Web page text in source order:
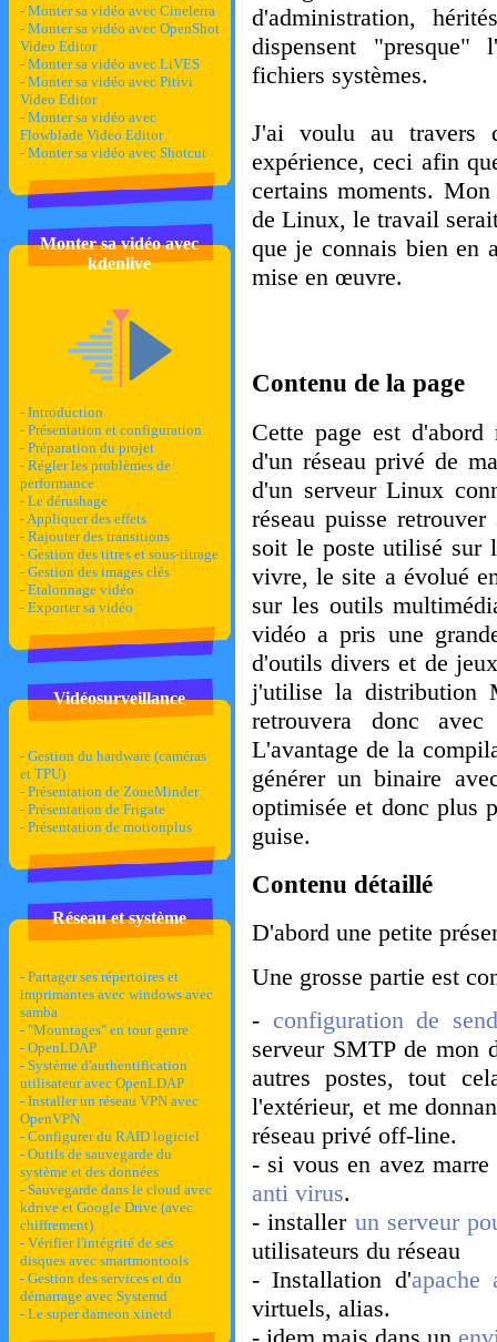
- Monter sa vidéo avec Cinelerra
- Monter sa vidéo avec OpenShot
Video Editor
- Monter sa vidéo avec LiVES
- Monter sa vidéo avec Pitivi
Video Editor
- Monter sa vidéo avec
Flowblade Video Editor
- Monter sa vidéo avec Shotcut
Monter sa vidéo avec
kdenlive
- Introduction
- Présentation et configuration
- Préparation du projet
- Régler les problèmes de
performance
- Le dérushage
- Appliquer des effets
- Rajouter des transitions
- Gestion des titres et sous-titrage
- Gestion des images clés
- Etalonnage vidéo
- Exporter sa vidéo
Vidéosurveillance
- Gestion du hardware (caméras
et TPU)
- Présentation de ZoneMinder
- Présentation de Frigate
- Présentation de motionplus
Réseau et système
- Partager ses répertoires et
imprimantes avec windows avec
samba
- "Mountages" en tout genre
- OpenLDAP
- Système d'authentification
utilisateur avec OpenLDAP
- Installer un réseau VPN avec
OpenVPN
- Configurer du RAID logiciel
- Outils de sauvegarde du
système et des données
- Sauvegarde dans le cloud avec
kdrive et Google Drive (avec
chiffrement)
- Vérifier l'intégrité de ses
disques avec smartmontools
- Gestion des services et du
démarrage avec Systemd
- Le super dameon xinetd
d'administration,
dispensent
fichiers systèmes.
J'ai voulu au travers
expérience, ceci afin
certains moments.
de Linux, le travail
que je connais bien en
mise en œuvre.
Contenu de la page
Cette page est
d'un réseau privé de
d'un serveur Linux
réseau puisse
soit le poste utilisé sur
vivre, le site a évolué
sur les outils
vidéo a pris une
d'outils divers et de
j'utilise la distribution
retrouvera donc
L'avantage de la
générer un binaire
optimisée et donc plus
guise.
Contenu détaillé
D'abord une petite
Une grosse partie est
- configuration de
serveur SMTP de mon
autres postes, tout
l'extérieur, et me
réseau privé off-line.
- si vous en avez
anti virus.
- installerun serveur
utilisateurs du réseau
- Installation d'apache
virtuels, alias.